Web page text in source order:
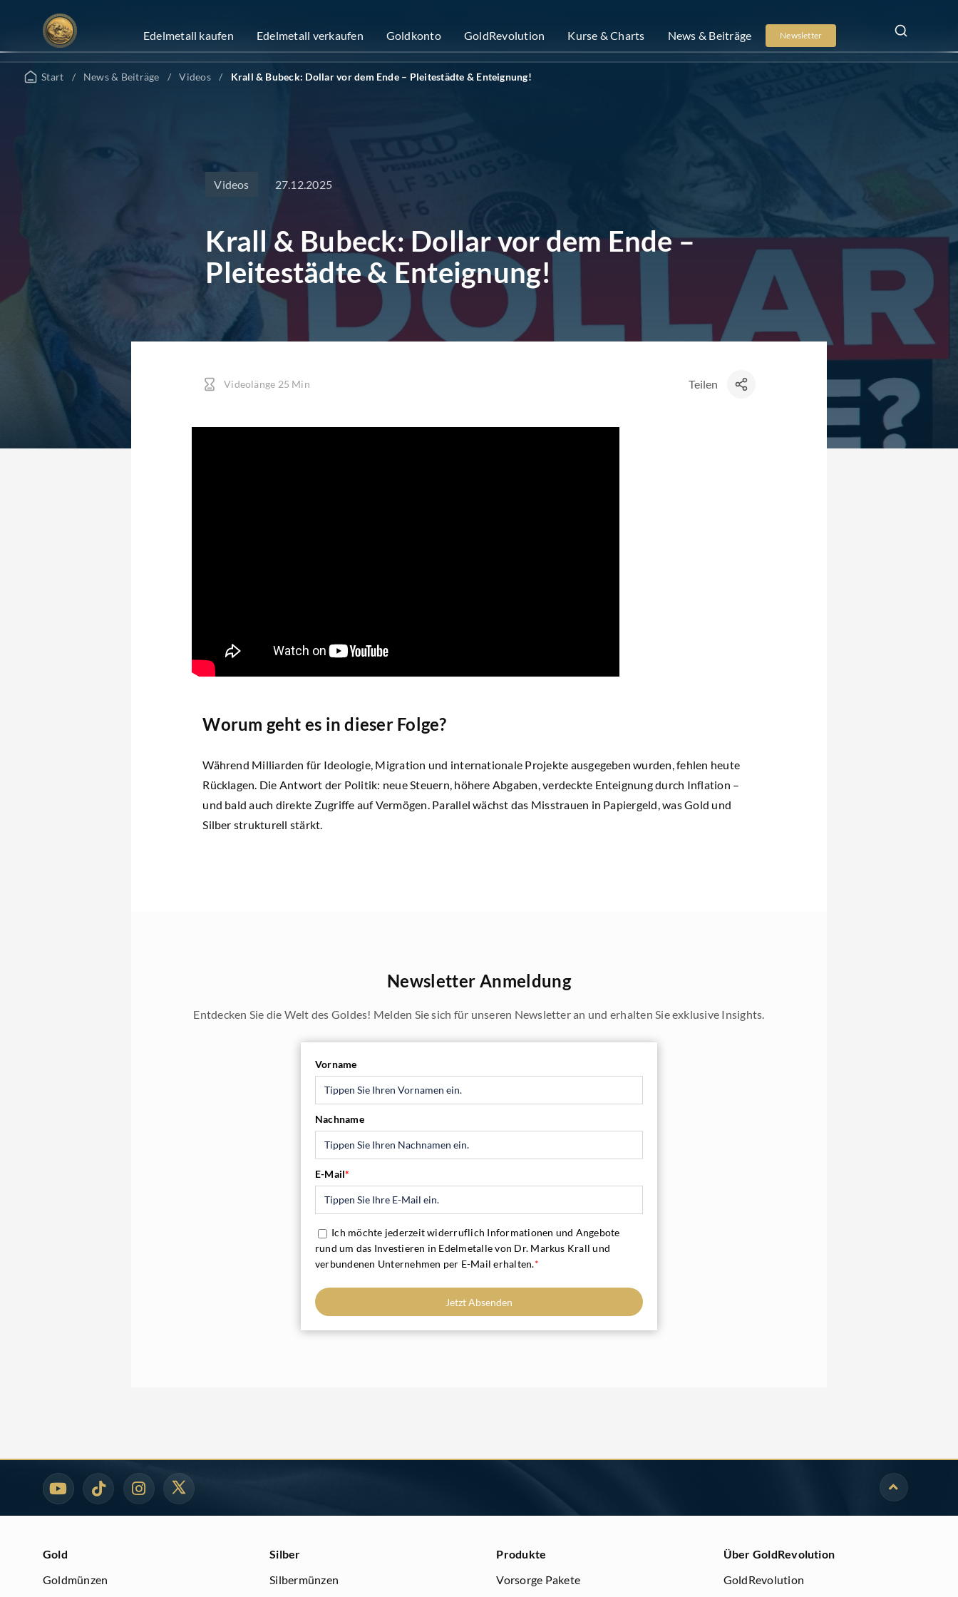
springen
Edelmetall kaufen Edelmetall verkaufen Goldkonto GoldRevolution Kurse & Charts News & Beiträge Newsletter
Start / News & Beiträge / Videos / Krall & Bubeck: Dollar vor dem Ende – Pleitestädte & Enteignung!
Videos 27.12.2025
Krall & Bubeck: Dollar vor dem Ende –
Pleitestädte & Enteignung!
Videolänge 25 Min Teilen
Worum geht es in dieser Folge?
Während Milliarden für Ideologie, Migration und internationale Projekte ausgegeben wurden, fehlen heute
Rücklagen. Die Antwort der Politik: neue Steuern, höhere Abgaben, verdeckte Enteignung durch Inflation –
und bald auch direkte Zugriffe auf Vermögen. Parallel wächst das Misstrauen in Papiergeld, was Gold und
Silber strukturell stärkt.
Newsletter Anmeldung
Entdecken Sie die Welt des Goldes! Melden Sie sich für unseren Newsletter an und erhalten Sie exklusive Insights.
Vorname
Nachname
E-Mail*
Ich möchte jederzeit widerruflich Informationen und Angebote
rund um das Investieren in Edelmetalle von Dr. Markus Krall und
verbundenen Unternehmen per E-Mail erhalten.*
Jetzt Absenden
Gold
Goldmünzen
Silber
Silbermünzen
Produkte
Vorsorge Pakete
Über GoldRevolution
GoldRevolution